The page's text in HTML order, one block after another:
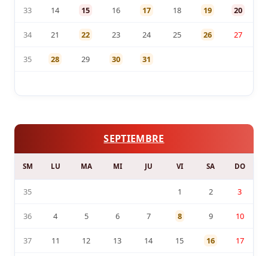
33 14 15 16 17 18 19 20
34 21 22 23 24 25 26 27
35 28 29 30 31
SEPTIEMBRE
SM LU MA MI JU VI SA DO
35 1 2 3
36 4 5 6 7 8 9 10
37 11 12 13 14 15 16 17